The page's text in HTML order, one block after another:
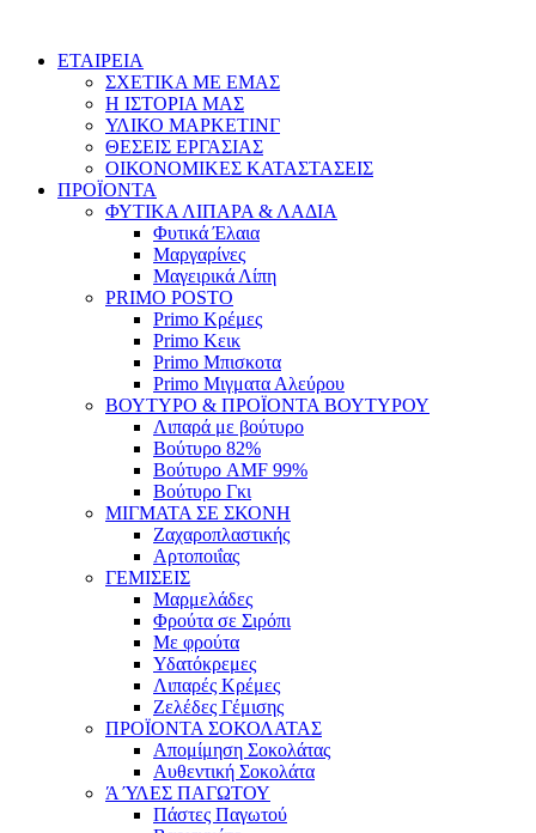
contentΕΤΑΙΡΕΙΑ
ΣΧΕΤΙΚΑ ΜΕ ΕΜΑΣ
Η ΙΣΤΟΡΙΑ ΜΑΣ
ΥΛΙΚΟ ΜΑΡΚΕΤΙΝΓ
ΘΕΣΕΙΣ ΕΡΓΑΣΙΑΣ
ΟΙΚΟΝΟΜΙΚΕΣ ΚΑΤΑΣΤΑΣΕΙΣ
ΠΡΟΪΟΝΤΑ
ΦΥΤΙΚΑ ΛΙΠΑΡΑ & ΛΑΔΙΑ
Φυτικά Έλαια
Μαργαρίνες
Μαγειρικά Λίπη
PRIMO POSTO
Primo Κρέμες
Primo Κεικ
Primo Μπισκοτα
Primo Μιγματα Αλεύρου
ΒΟΥΤΥΡΟ & ΠΡΟΪΟΝΤΑ ΒΟΥΤΥΡΟΥ
Λιπαρά με βούτυρο
Βούτυρο 82%
Βούτυρο AMF 99%
Βούτυρο Γκι
ΜΙΓΜΑΤΑ ΣΕ ΣΚΟΝΗ
Ζαχαροπλαστικής
Αρτοποιΐας
ΓΕΜΙΣΕΙΣ
Μαρμελάδες
Φρούτα σε Σιρόπι
Με φρούτα
Υδατόκρεμες
Λιπαρές Κρέμες
Ζελέδες Γέμισης
ΠΡΟΪΟΝΤΑ ΣΟΚΟΛΑΤΑΣ
Απομίμηση Σοκολάτας
Αυθεντική Σοκολάτα
Ά ΎΛΕΣ ΠΑΓΩΤΟΥ
Πάστες Παγωτού